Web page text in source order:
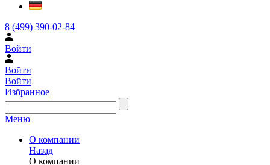
8 (499) 390-02-84
Войти
Войти
Войти
Избранное
Меню
О компании
Назад
О компании